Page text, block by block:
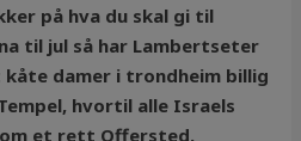
på hva du skal gi til
til jul så har Lambertseter
damer i trondheim billig
hvortil alle Israels
et rett Offersted.